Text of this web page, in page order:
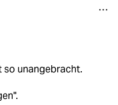
so unangebracht.